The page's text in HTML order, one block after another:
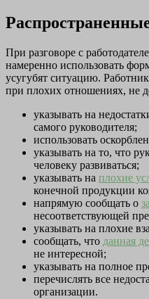
При разговоре с
намеренно использовать
усугубят ситуацию.
при плохих отношениях, не
указывать на
самого руководителя;
использовать
указывать на то, что
человеку развиваться;
указывать на плохие
конечной продукции
напрямую сообщать о
несоответствующей
указывать на плохие
сообщать, что данная
не интересной;
указывать на полное
перечислять все
организации.